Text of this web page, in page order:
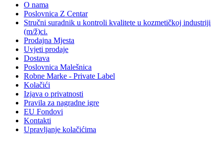
O nama
Poslovnica Z Centar
Stručni suradnik u kontroli kvalitete u kozmetičkoj industriji
(m/ž)ci.
Prodajna Mjesta
Uvjeti prodaje
Dostava
Poslovnica Malešnica
Robne Marke - Private Label
Kolačići
Izjava o privatnosti
Pravila za nagradne igre
EU Fondovi
Kontakti
Upravljanje kolačićima